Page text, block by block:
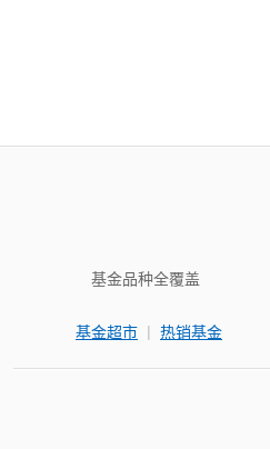
基金品种全覆盖
基金超市 | 热销基金